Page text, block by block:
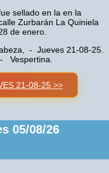
sellado en la en la
Zurbarán La Quiniela
de enero.
- Jueves 21-08-25.
Vespertina.
21-08-25 >>
05/08/26